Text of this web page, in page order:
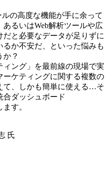
の高度な機能が手に余って
るいはWeb解析ツールや広
と必要なデータが足りずに
か不安だ、といった悩みも
か？
ィング」を最前線の現場で実
ーケティングに関する複数の
て、しかも簡単に使える…そ
合ダッシュボード
す。
氏